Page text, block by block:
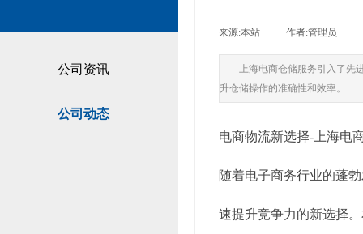
公司资讯
公司动态
来源:本站 作者:管理员
上海电商仓储服务引入了
升仓储操作的准确性和效率。
电商物流新选择-上海电
随着电子商务行业的蓬
速提升竞争力的新选择